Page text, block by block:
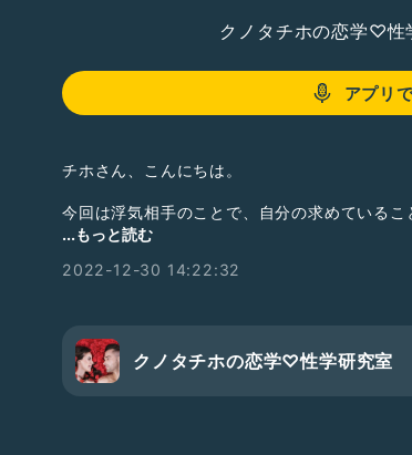
クノタチホの恋学♡性
アプリ
チホさん、こんにちは。
今回は浮気相手のことで、自分の求めている
存みたいなところがあるのではと疑わしくな
今はかなり精神面が元に戻ってきて、ようや
っています。
...もっと読む
2022-12-30 14:22:32
クノタチホの恋学♡性学研究室